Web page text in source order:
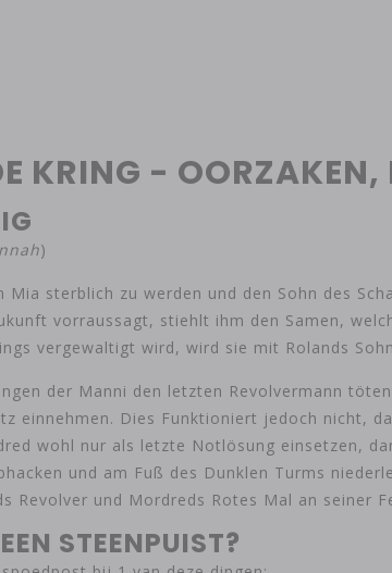
KRING - OORZAKEN,
)
sterblich zu werden und den Sohn des
vorraussagt, stiehlt ihm den Samen,
vergewaltigt wird, wird sie mit Rolands
der Manni den letzten Revolvermann
einnehmen. Dies Funktioniert jedoch nicht,
wohl nur als letzte Notlösung einsetzen,
und am Fuß des Dunklen Turms
Revolver und Mordreds Rotes Mal an seiner
STEENPUIST?